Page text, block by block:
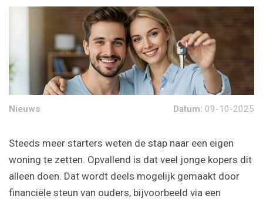
Nieuws Datum: 09-10-2025
Steeds meer starters weten de stap naar een eigen
woning te zetten. Opvallend is dat veel jonge kopers dit
alleen doen. Dat wordt deels mogelijk gemaakt door
financiële steun van ouders, bijvoorbeeld via een